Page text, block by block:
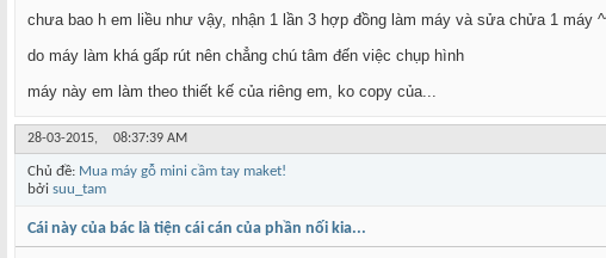
chưa bao h em liều như vậy, nhận 1 lần 3 hợp đồng làm máy và sửa chửa 1 máy
do máy làm khá gấp rút nên chẳng chú tâm đến việc chụp hình
máy này em làm theo thiết kế của riêng em, ko copy của...
28-03-2015, 08:37:39 AM
Chủ đề: Mua máy gỗ mini cầm tay maket!
bởi suu_tam
Cái này của bác là tiện cái cán của phần nối kia...